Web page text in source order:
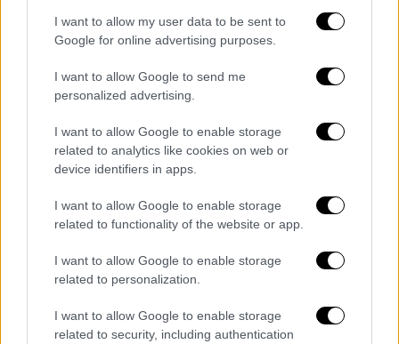
I want to allow my user data to be sent to
Google for online advertising purposes.
I want to allow Google to send me
personalized advertising.
I want to allow Google to enable storage
related to analytics like cookies on web or
device identifiers in apps.
I want to allow Google to enable storage
related to functionality of the website or app.
I want to allow Google to enable storage
related to personalization.
I want to allow Google to enable storage
related to security, including authentication
Νέα ουκρανική επίθεση σε ρωσικό